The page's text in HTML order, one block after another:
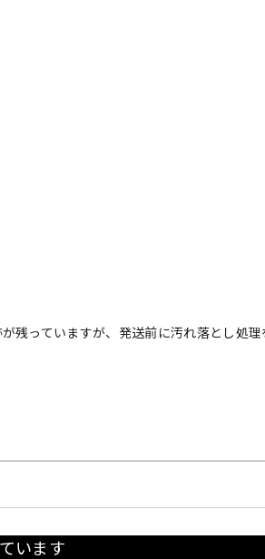
残っていますが、発送前に汚れ落とし処理
います